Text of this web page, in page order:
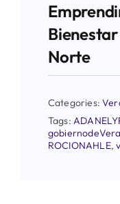
Norte
Categories:
Tags:
ROCIONAHLE,